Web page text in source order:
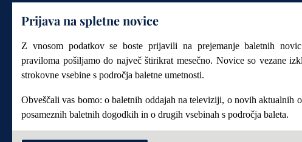
Prijava na spletne novice
Z vnosom podatkov se boste prijavili na prejemanje baletnih
praviloma pošiljamo do največ štirikrat mesečno. Novice so vezane
strokovne vsebine s področja baletne umetnosti.
Obveščali vas bomo: o baletnih oddajah na televiziji, o novih aktualnih
posameznih baletnih dogodkih in o drugih vsebinah s področja baleta.